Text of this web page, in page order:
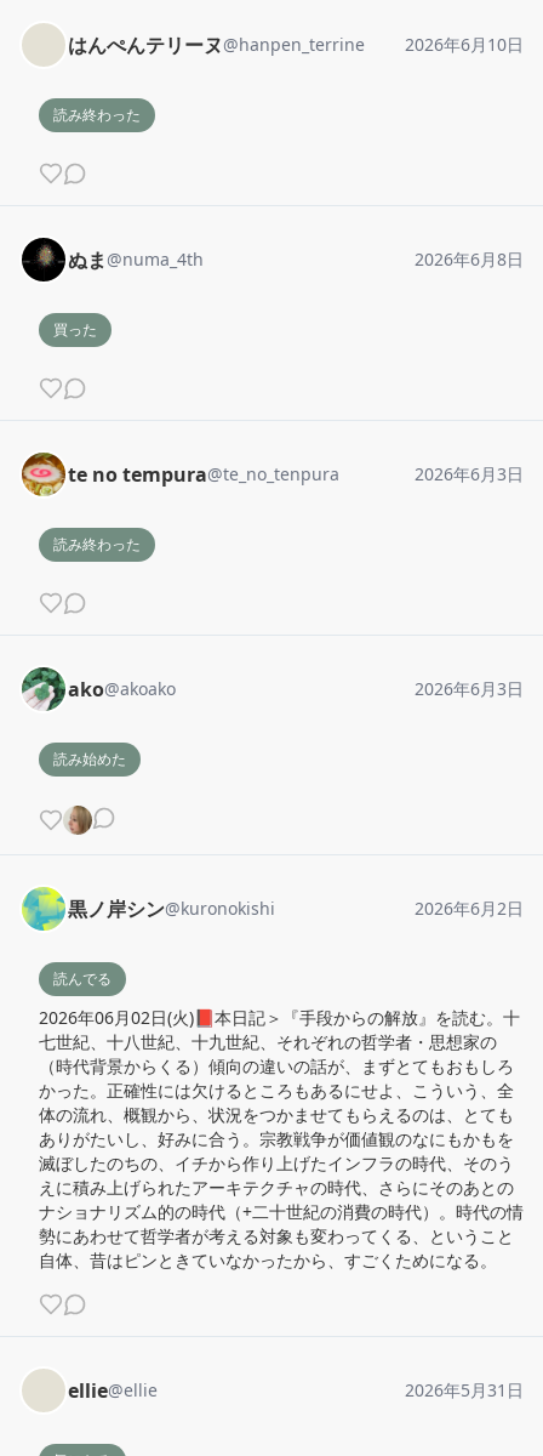
はんぺんテリーヌ@hanpen_terrine 2026年6月10日
読み終わった
ぬま@numa_4th 2026年6月8日
買った
te no tempura@te_no_tenpura 2026年6月3日
読み終わった
ako@akoako 2026年6月3日
読み始めた
黒ノ岸シン@kuronokishi 2026年6月2日
読んでる
2026年06月02日(火)📕本日記＞『手段からの解放』を読む。十
七世紀、十八世紀、十九世紀、それぞれの哲学者・思想家の
（時代背景からくる）傾向の違いの話が、まずとてもおもしろ
かった。正確性には欠けるところもあるにせよ、こういう、全
体の流れ、概観から、状況をつかませてもらえるのは、とても
ありがたいし、好みに合う。宗教戦争が価値観のなにもかもを
滅ぼしたのちの、イチから作り上げたインフラの時代、そのう
えに積み上げられたアーキテクチャの時代、さらにそのあとの
ナショナリズム的の時代（+二十世紀の消費の時代）。時代の情
勢にあわせて哲学者が考える対象も変わってくる、ということ
自体、昔はピンときていなかったから、すごくためになる。
ellie@ellie 2026年5月31日